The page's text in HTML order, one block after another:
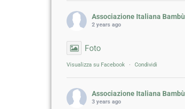
Associazione Italiana Bambù
2 years ago
Foto
Visualizza su Facebook · Condividi
Associazione Italiana Bambù
3 years ago